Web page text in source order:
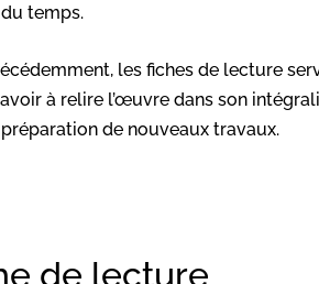
temps.
les fiches de lecture
à relire l’œuvre dans son
de nouveaux travaux.
de lecture